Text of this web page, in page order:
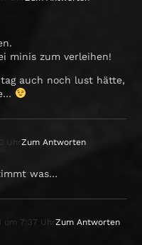
minis zum verleihen!
auch noch lust hätte,
UhrZum Antworten
was…
um 7:37 UhrZum Antworten